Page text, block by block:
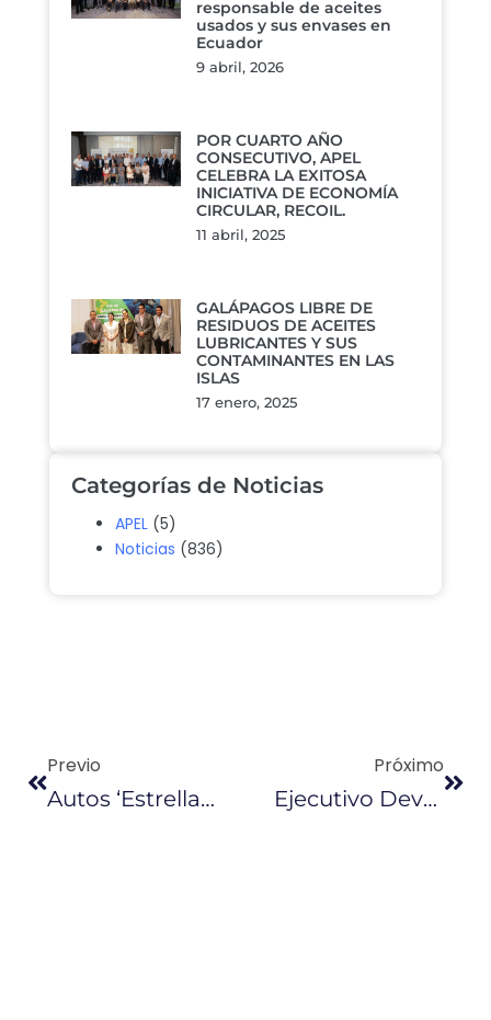
responsable de aceites
usados y sus envases en
Ecuador
9 abril, 2026
POR CUARTO AÑO
CONSECUTIVO, APEL
CELEBRA LA EXITOSA
INICIATIVA DE ECONOMÍA
CIRCULAR, RECOIL.
11 abril, 2025
GALÁPAGOS LIBRE DE
RESIDUOS DE ACEITES
LUBRICANTES Y SUS
CONTAMINANTES EN LAS
ISLAS
17 enero, 2025
Categorías de Noticias
APEL (5)
Noticias (836)
Previo
Autos ‘estrella’ Se Venden 59% Más En Primer Semestre En Ecuador
Próximo
Ejecutivo Devolverá La Autonomía Al Banco Central